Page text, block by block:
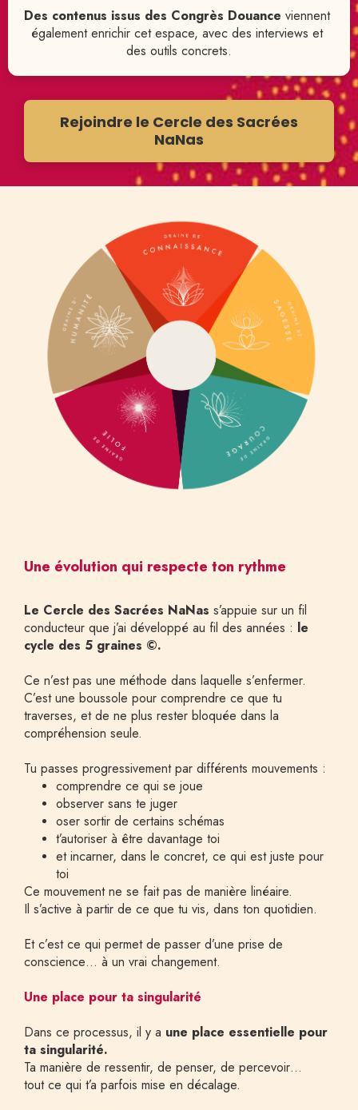
Des contenus issus des Congrès Douance viennent
également enrichir cet espace, avec des interviews et
des outils concrets.
Rejoindre le Cercle des Sacrées
NaNas
Une évolution qui respecte ton rythme
Le Cercle des Sacrées NaNas s’appuie sur un fil
conducteur que j’ai développé au fil des années : le
cycle des 5 graines ©.
Ce n’est pas une méthode dans laquelle s’enfermer.
C’est une boussole pour comprendre ce que tu
traverses, et de ne plus rester bloquée dans la
compréhension seule.
Tu passes progressivement par différents mouvements :
comprendre ce qui se joue
observer sans te juger
oser sortir de certains schémas
t’autoriser à être davantage toi
et incarner, dans le concret, ce qui est juste pour
toi
Ce mouvement ne se fait pas de manière linéaire.
Il s’active à partir de ce que tu vis, dans ton quotidien.
Et c’est ce qui permet de passer d’une prise de
conscience… à un vrai changement.
Une place pour ta singularité
Dans ce processus, il y a une place essentielle pour
ta singularité.
Ta manière de ressentir, de penser, de percevoir…
tout ce qui t’a parfois mise en décalage.